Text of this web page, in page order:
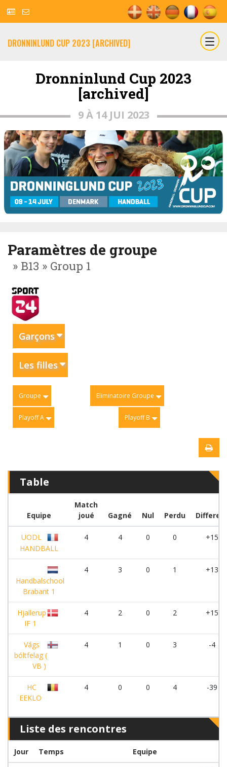
DRONNINLUND CUP 2023 [ARCHIVED]
Dronninlund Cup 2023
[archived]
9 À 14 JUI 2023
Paramètres de groupe
» B13 » Group 1
Garçons
Les filles
Groupe Eliminatoire Groupe
Playoff A Playoff B
Table
Equipe
Match
joué
Gagné Nul Perdu
UODL
HANDBALL
4 4 0 0 +15
Handbalschool
Brabant 1
4 3 0 1 +13
Hjallerup
IF 1
4 2 0 2 +15
Vágs
bóltfelag (
VB )
4 1 0 3 -4
HC
EEKLO
4 0 0 4 -39
Liste des rencontres
Jour Temps Equipe